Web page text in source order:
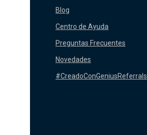
Blog
#CreadoConGeniusReferrals
Novedades
Preguntas Frecuentes
Centro de Ayuda